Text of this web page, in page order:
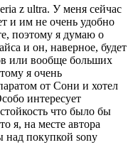
z ultra. У меня сейчас
и им не очень удобно
поэтому я думаю о
и он, наверное, будет
или вообще больших
я очень
от Сони и хотел
интересует
что было бы
я, на месте автора
над покупкой sony